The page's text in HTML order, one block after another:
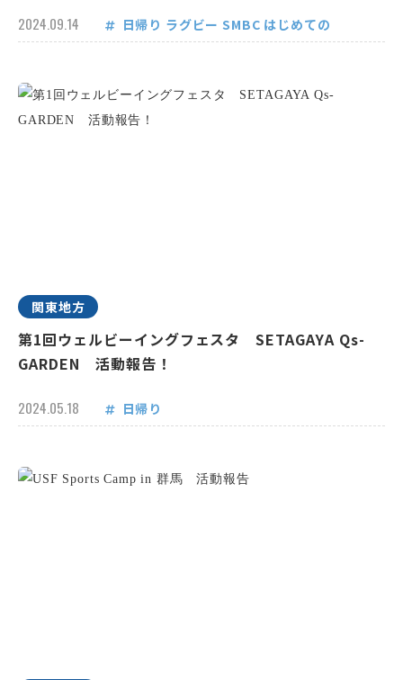
2024.09.14 日帰り ラグビー SMBC はじめての
関東地方
第1回ウェルビーイングフェスタ SETAGAYA Qs-
GARDEN 活動報告！
2024.05.18 日帰り